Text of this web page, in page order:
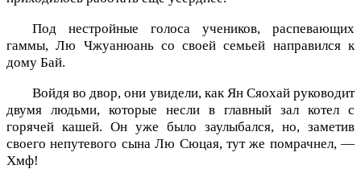
Под нестройные голоса учеников, распевающих
гаммы, Лю Чжуанюань со своей семьей направился к
дому Бай.
Войдя во двор, они увидели, как Ян Сяохай руководит
двумя людьми, которые несли в главный зал котел с
горячей кашей. Он уже было заулыбался, но, заметив
своего непутевого сына Лю Сюцая, тут же помрачнел, —
Хмф!